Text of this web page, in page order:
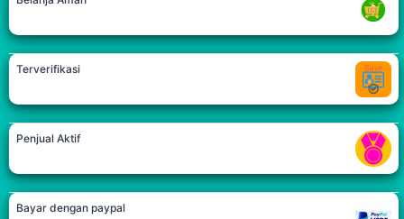
Terverifikasi
Penjual Aktif
Bayar dengan paypal